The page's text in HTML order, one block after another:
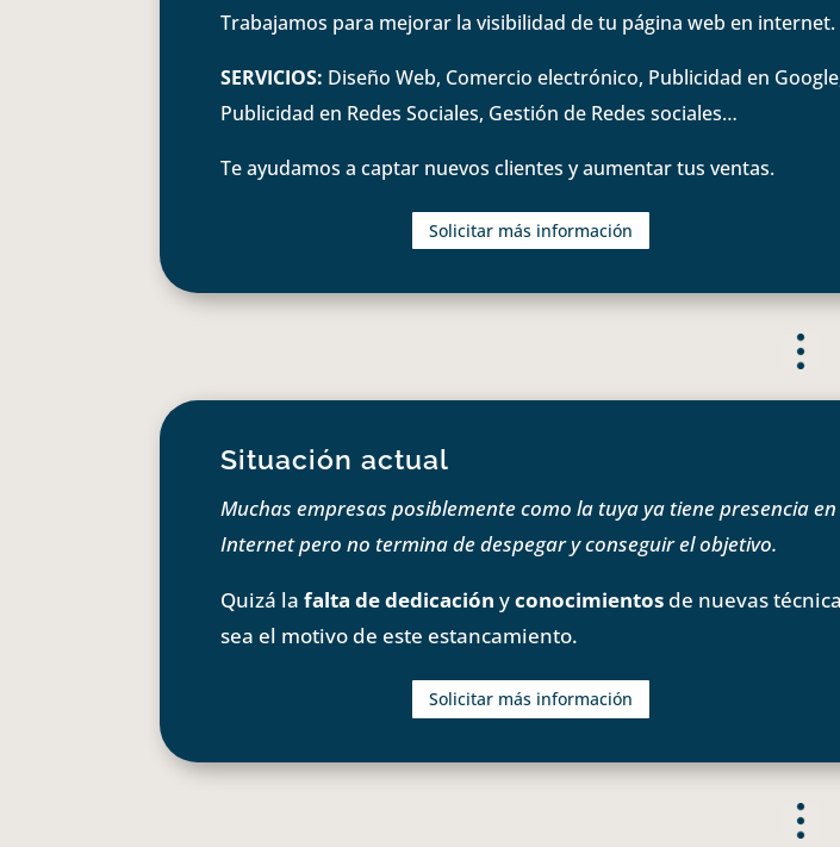
Trabajamos para mejorar la visibilidad de tu página web en internet.
SERVICIOS: Diseño Web, Comercio electrónico, Publicidad en
Publicidad en Redes Sociales, Gestión de Redes sociales…
Te ayudamos a captar nuevos clientes y aumentar tus ventas.
Solicitar más información
Situación actual
Muchas empresas posiblemente como la tuya ya tiene presencia en
Internet pero no termina de despegar y conseguir el objetivo.
Quizá lafalta de dedicación yconocimientos de nuevas
sea el motivo de este estancamiento.
Solicitar más información